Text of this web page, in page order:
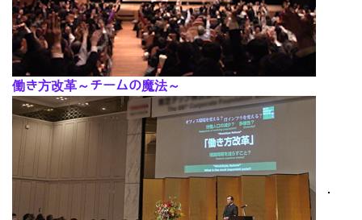
働き方改革～チームの魔法～
･